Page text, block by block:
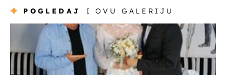
POGLEDAJ I OVU GALERIJU